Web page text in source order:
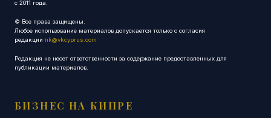
с 2011 года.
© Все права защищены.
Любое использование материалов допускается только с согласия
редакции nk@vkcyprus.com
Редакция не несет ответственности за содержание предоставленных для
публикации материалов.
БИЗНЕС НА КИПРЕ